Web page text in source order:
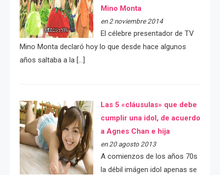
Mino Monta
en 2 noviembre 2014
El célebre presentador de TV
Mino Monta declaró hoy lo que desde hace algunos
años saltaba a la […]
Las 5 «cláusulas» que debe
cumplir una idol, de acuerdo
a Agnes Chan e hija
en 20 agosto 2013
A comienzos de los años 70s
la débil imágen idol apenas se